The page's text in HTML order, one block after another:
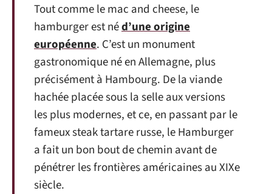
Tout comme le mac and cheese, le
hamburger est néd’une origine
européenne. C’est un monument
gastronomique né en Allemagne, plus
précisément à Hambourg. De la viande
hachée placée sous la selle aux versions
les plus modernes, et ce, en passant par le
fameux steak tartare russe, le Hamburger
a fait un bon bout de chemin avant de
pénétrer les frontières américaines au XIXe
siècle.